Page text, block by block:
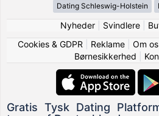
Dating Schleswig-Holstein
Nyheder| Svindlere|
Cookies & GDPR
Reklame| Om os
Børnesikkerhed
Gratis Tysk Dating